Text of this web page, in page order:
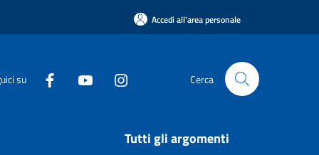
Accedi all'area personale
su Cerca
Tutti gli argomenti